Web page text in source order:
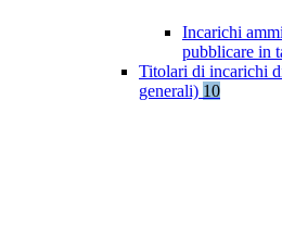
Incarichi
pubblicare in
Titolari di incarichi
generali) 10